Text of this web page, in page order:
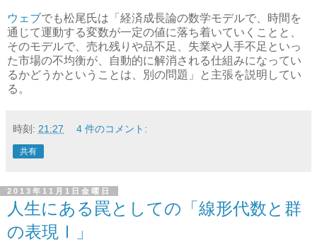
ウェブでも松尾氏は「経済成長論の数学モデルで、時間を
通じて運動する変数が一定の値に落ち着いていくことと、
そのモデルで、売れ残りや品不足、失業や人手不足といっ
た市場の不均衡が、自動的に解消される仕組みになってい
るかどうかということは、別の問題」と主張を説明してい
る。
時刻: 21:27 4 件のコメント:
共有
2013年11月1日金曜日
人生にある罠としての「線形代数と群
の表現Ⅰ」